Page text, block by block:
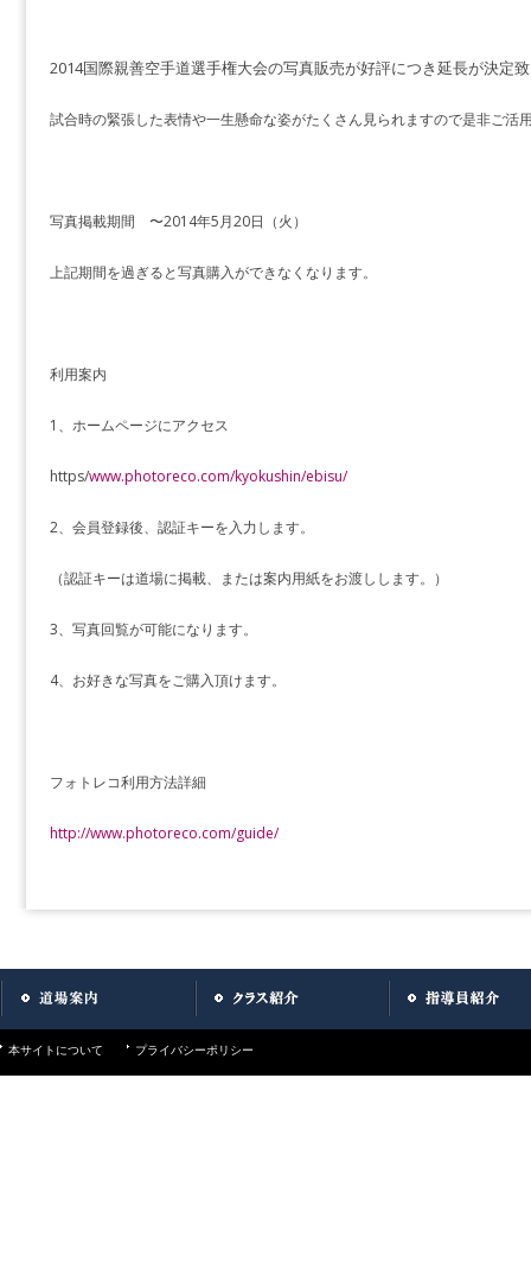
2014国際親善空手道選手権大会の写真販売が好評につき延長が決定
試合時の緊張した表情や一生懸命な姿がたくさん見られますので是非ご活
写真掲載期間 〜2014年5月20日（火）
上記期間を過ぎると写真購入ができなくなります。
利用案内
1、ホームページにアクセス
https/www.photoreco.com/kyokushin/ebisu/
2、会員登録後、認証キーを入力します。
（認証キーは道場に掲載、または案内用紙をお渡しします。）
3、写真回覧が可能になります。
4、お好きな写真をご購入頂けます。
フォトレコ利用方法詳細
http://www.photoreco.com/guide/
本サイトについて プライバシーポリシー